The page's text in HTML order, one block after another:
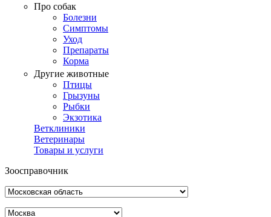
Про собак
Болезни
Симптомы
Уход
Препараты
Корма
Другие животные
Птицы
Грызуны
Рыбки
Экзотика
Ветклиники
Ветеринары
Товары и услуги
Зоосправочник